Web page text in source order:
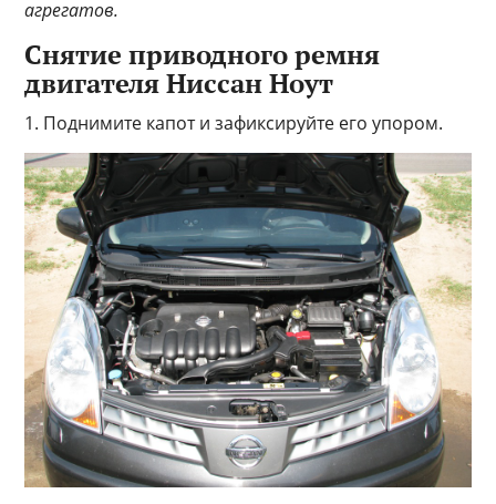
агрегатов.
Снятие приводного ремня
двигателя Ниссан Ноут
1. Поднимите капот и зафиксируйте его упором.